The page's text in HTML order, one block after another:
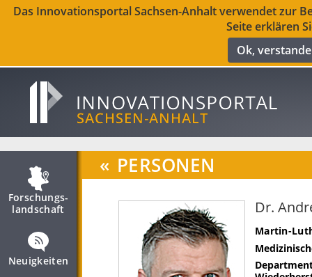
Das Innovationsportal Sachsen-Anhalt verwendet zur
Seite erklären
Ok,
Forschungs­
landschaft
Neuigkeiten
« PERSONEN
Dr.
Martin-